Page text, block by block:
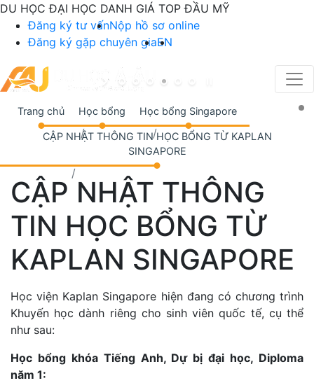
DU HỌC ĐẠI HỌC DANH GIÁ TOP ĐẦU MỸ
Đăng ký tư vấnNộp hồ sơ online
Đăng ký gặp chuyên giaEN
Trang chủ Học bổng Học bổng Singapore
CẬP NHẬT THÔNG TIN HỌC BỔNG TỪ KAPLAN
SINGAPORE
CẬP NHẬT THÔNG
TIN HỌC BỔNG TỪ
KAPLAN SINGAPORE
Học viện Kaplan Singapore hiện đang có chương trình
Khuyến học dành riêng cho sinh viên quốc tế, cụ thể
như sau:
Học bổng khóa Tiếng Anh, Dự bị đại học, Diploma
năm 1: